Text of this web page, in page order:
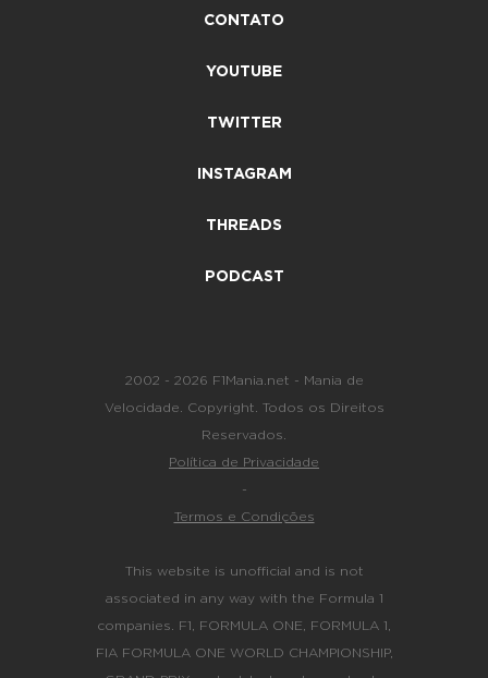
CONTATO
YOUTUBE
TWITTER
INSTAGRAM
THREADS
PODCAST
2002 - 2026 F1Mania.net - Mania de
Velocidade. Copyright. Todos os Direitos
Reservados.
Política de Privacidade
-
Termos e Condições
This website is unofficial and is not
associated in any way with the Formula 1
companies. F1, FORMULA ONE, FORMULA 1,
FIA FORMULA ONE WORLD CHAMPIONSHIP,